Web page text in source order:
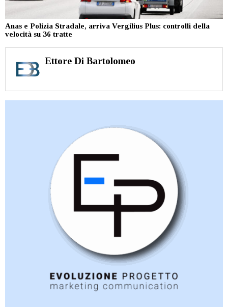
Anas e Polizia Stradale, arriva Vergilius Plus: controlli della
velocità su 36 tratte
Ettore Di Bartolomeo